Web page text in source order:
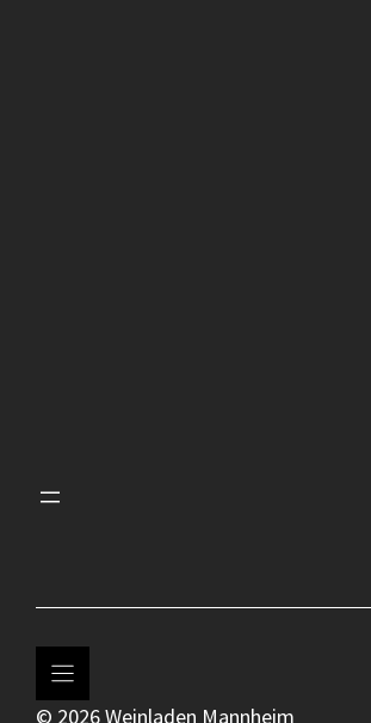
© 2026 Weinladen Mannheim